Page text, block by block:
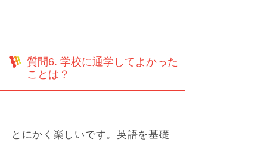
質問6. 学校に通学してよかった
ことは？
とにかく楽しいです。英語を基礎